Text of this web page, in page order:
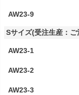
AW23-9
Sサイズ(受注生産：
AW23-1
AW23-2
AW23-3